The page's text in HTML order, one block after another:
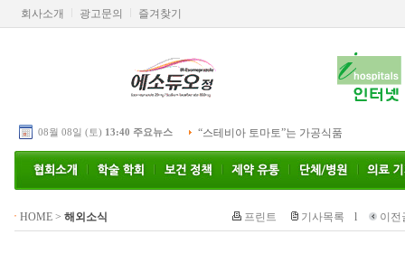
회사소개 광고문의 즐겨찾기
08월 08일 (토) 13:40 주요뉴스 “스테비아 토마토”는 가공식품
HOME> 해외소식 프린트 기사목록 l 이전